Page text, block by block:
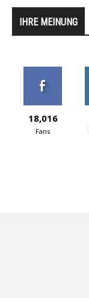
IHRE MEINUNG
18,016
Fans